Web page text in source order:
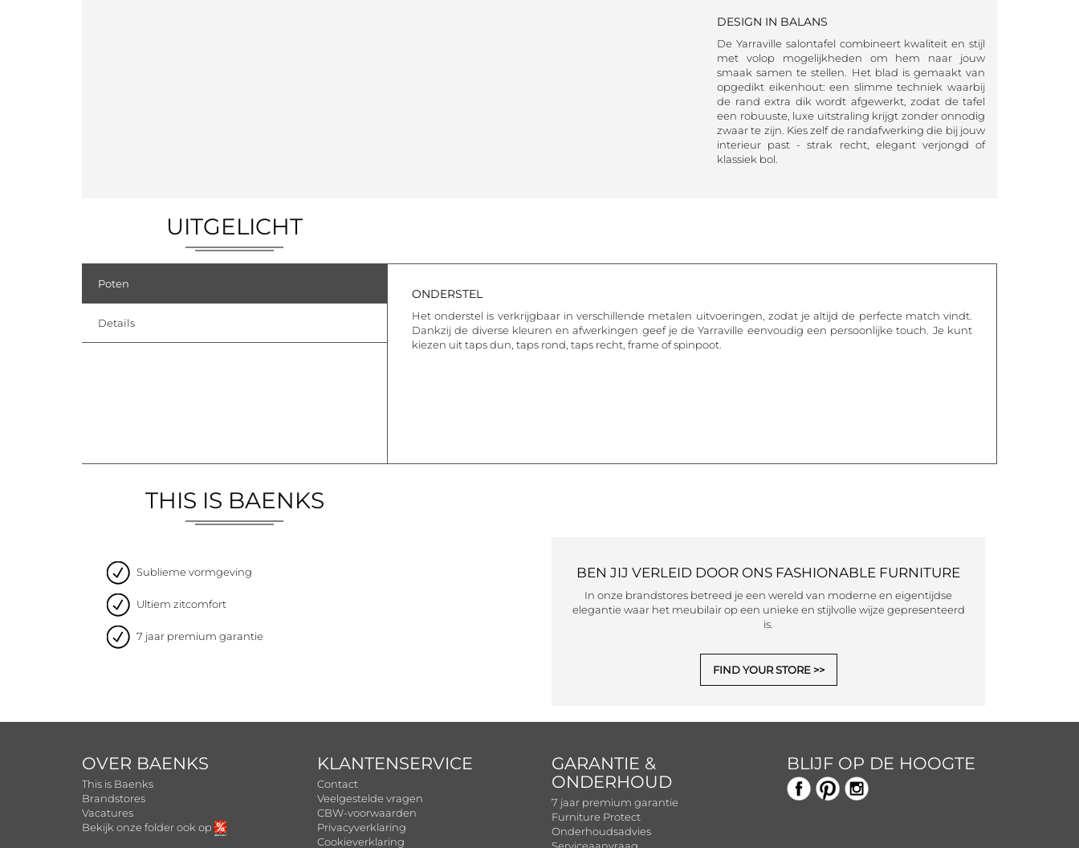
DESIGN IN BALANS
De Yarraville salontafel combineert kwaliteit en stijl
met volop mogelijkheden om hem naar jouw
smaak samen te stellen. Het blad is gemaakt van
opgedikt eikenhout: een slimme techniek waarbij
de rand extra dik wordt afgewerkt, zodat de tafel
een robuuste, luxe uitstraling krijgt zonder onnodig
zwaar te zijn. Kies zelf de randafwerking die bij jouw
interieur past - strak recht, elegant verjongd of
klassiek bol.
UITGELICHT
Poten
Details
ONDERSTEL
Het onderstel is verkrijgbaar in verschillende metalen uitvoeringen, zodat je altijd de perfecte match vindt.
Dankzij de diverse kleuren en afwerkingen geef je de Yarraville eenvoudig een persoonlijke touch. Je kunt
kiezen uit taps dun, taps rond, taps recht, frame of spinpoot.
THIS IS BAENKS
Sublieme vormgeving
Ultiem zitcomfort
7 jaar premium garantie
BEN JIJ VERLEID DOOR ONS FASHIONABLE FURNITURE
In onze brandstores betreed je een wereld van moderne en eigentijdse
elegantie waar het meubilair op een unieke en stijlvolle wijze gepresenteerd
is.
FIND YOUR STORE
OVER BAENKS
This is Baenks
Brandstores
Vacatures
Bekijk onze folder ook op
KLANTENSERVICE
Contact
Veelgestelde vragen
CBW-voorwaarden
Privacyverklaring
Cookieverklaring
GARANTIE &
ONDERHOUD
7 jaar premium garantie
Furniture Protect
Onderhoudsadvies
Serviceaanvraag
BLIJF OP DE HOOGTE